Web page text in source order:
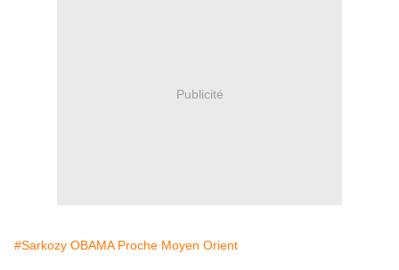
Publicité
#Sarkozy OBAMA Proche Moyen Orient